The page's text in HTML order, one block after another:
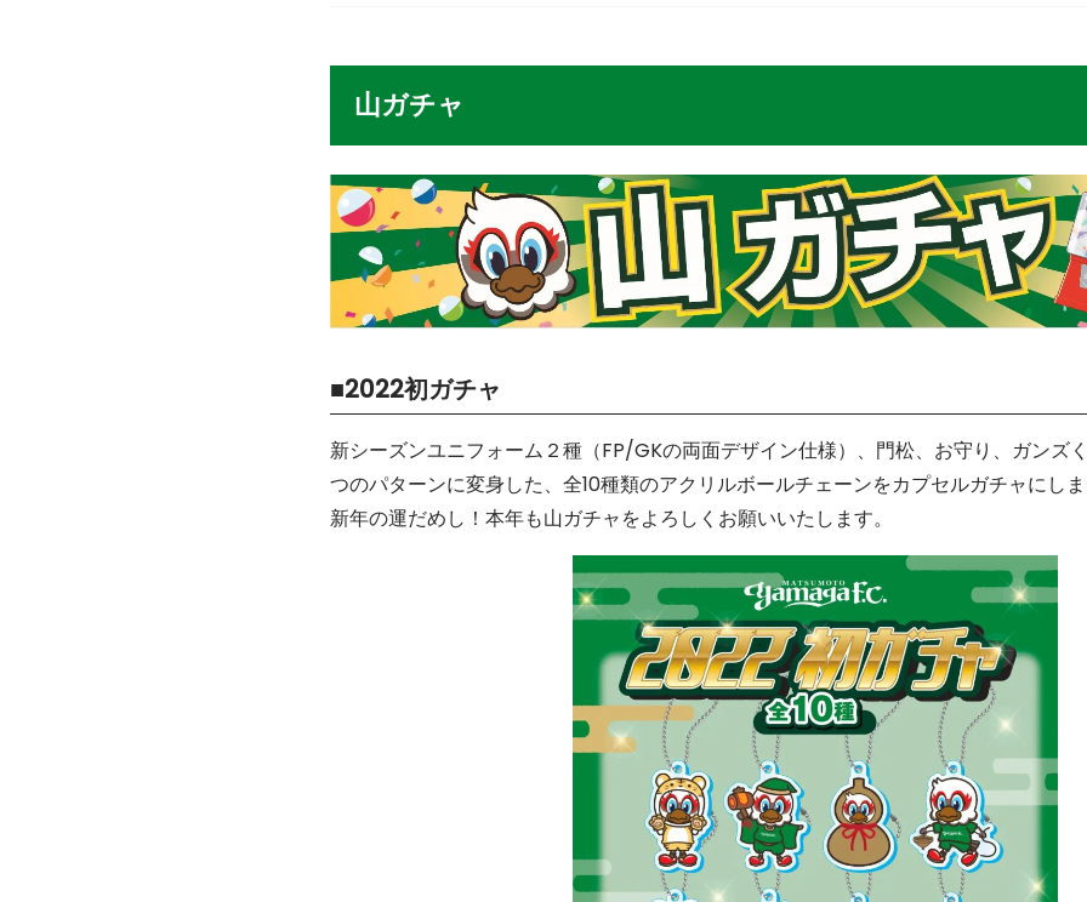
山ガチャ
■2022初ガチャ
新シーズンユニフォーム２種（FP/GKの両面デザイン仕様）、門松、お守り、ガンズ
つのパターンに変身した、全10種類のアクリルボールチェーンをカプセルガチャにしま
新年の運だめし！本年も山ガチャをよろしくお願いいたします。